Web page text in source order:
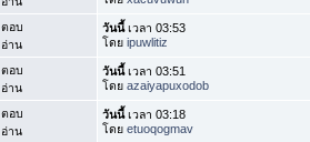
อบ
อ่าน
วันนี้เวลา 03:53
โดยipuwlitiz
อบ
อ่าน
วันนี้เวลา 03:51
โดยazaiyapuxodob
อบ
อ่าน
วันนี้เวลา 03:18
โดยetuoqogmav